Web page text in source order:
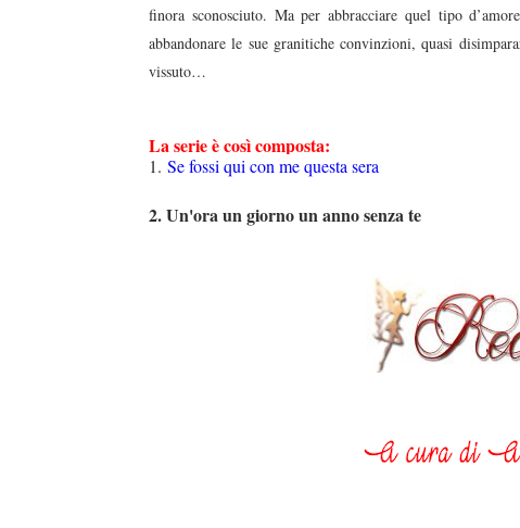
finora sconosciuto. Ma per abbracciare quel tipo
abbandonare le sue granitiche convinzioni, quasi
vissuto…
La serie è così composta:
1. Se fossi qui con me questa sera
2. Un'ora un giorno un anno senza te